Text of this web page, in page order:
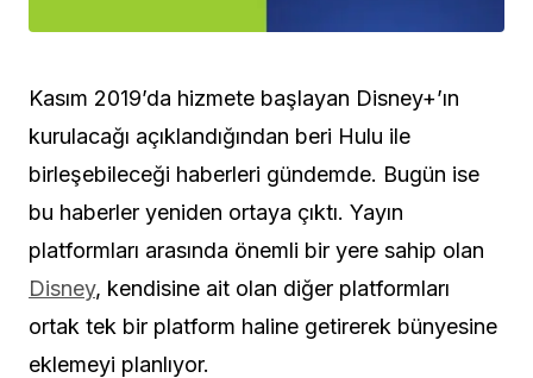
Kasım 2019’da hizmete başlayan Disney+’ın
kurulacağı açıklandığından beri Hulu ile
birleşebileceği haberleri gündemde. Bugün ise
bu haberler yeniden ortaya çıktı. Yayın
platformları arasında önemli bir yere sahip olan
Disney, kendisine ait olan diğer platformları
ortak tek bir platform haline getirerek bünyesine
eklemeyi planlıyor.